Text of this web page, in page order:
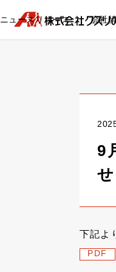
ニュースリリース 会社
9
せ
下記よ
PDF